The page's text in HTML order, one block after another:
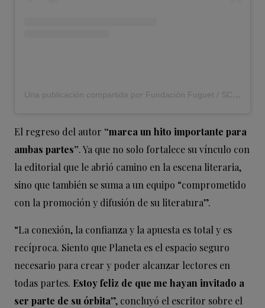
Una publicación compartida por Fundación Fuguet / SCL (@fundacion_fuguet)
El regreso del autor “marca un hito importante para
ambas partes”. Ya que no solo fortalece su vínculo con
la editorial que le abrió camino en la escena literaria,
sino que también se suma a un equipo “comprometido
con la promoción y difusión de su literatura”.
“La conexión, la confianza y la apuesta es total y es
recíproca. Siento que Planeta es el espacio seguro
necesario para crear y poder alcanzar lectores en
todas partes. Estoy feliz de que me hayan invitado a
ser parte de su órbita”, concluyó el escritor sobre el